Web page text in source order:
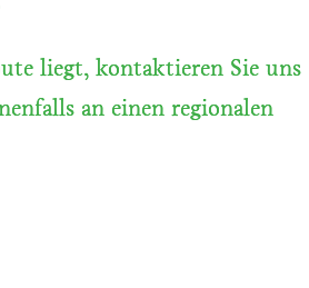
liegt, kontaktieren Sie uns
an einen regionalen